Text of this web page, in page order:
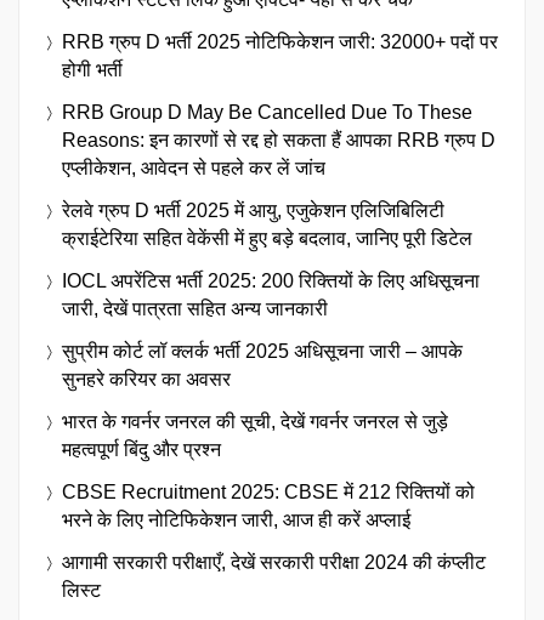
RRB ग्रुप D भर्ती 2025 नोटिफिकेशन जारी: 32000+ पदों पर
होगी भर्ती
RRB Group D May Be Cancelled Due To These
Reasons: इन कारणों से रद्द हो सकता हैं आपका RRB ग्रुप D
एप्लीकेशन, आवेदन से पहले कर लें जांच
रेलवे ग्रुप D भर्ती 2025 में आयु, एजुकेशन एलिजिबिलिटी
क्राईटेरिया सहित वेकेंसी में हुए बड़े बदलाव, जानिए पूरी डिटेल
IOCL अपरेंटिस भर्ती 2025: 200 रिक्तियों के लिए अधिसूचना
जारी, देखें पात्रता सहित अन्य जानकारी
सुप्रीम कोर्ट लॉ क्लर्क भर्ती 2025 अधिसूचना जारी – आपके
सुनहरे करियर का अवसर
भारत के गवर्नर जनरल की सूची, देखें गवर्नर जनरल से जुड़े
महत्वपूर्ण बिंदु और प्रश्न
CBSE Recruitment 2025: CBSE में 212 रिक्तियों को
भरने के लिए नोटिफिकेशन जारी, आज ही करें अप्लाई
आगामी सरकारी परीक्षाएँ, देखें सरकारी परीक्षा 2024 की कंप्लीट
लिस्ट